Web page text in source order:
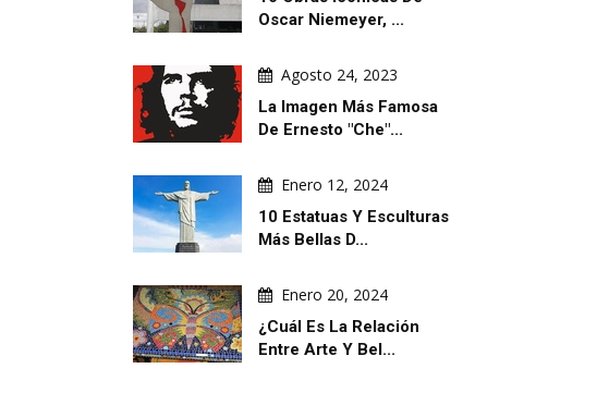
Oscar Niemeyer, ...
Agosto 24, 2023
La Imagen Más Famosa
De Ernesto "Che"...
Enero 12, 2024
10 Estatuas Y Esculturas
Más Bellas D...
Enero 20, 2024
¿Cuál Es La Relación
Entre Arte Y Bel...